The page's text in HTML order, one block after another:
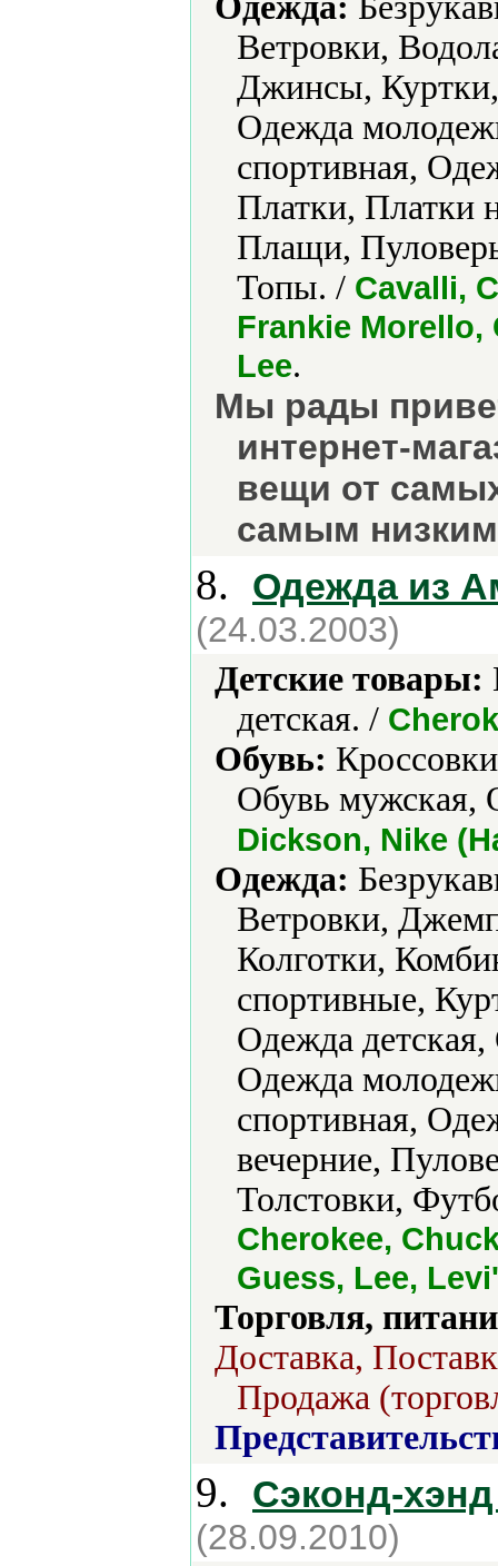
Ветровки,
Джинсы,
Одежда
спортивная,
Платки, Платки
Плащи,
Топы. / Cavalli,
Frankie Morello,
Lee.
Мы рады
интернет-
вещи от
самым
8. Одежда из
(24.03.2003)
Детские товары:
детская. /
Обувь:
Обувь мужская,
Dickson, Nike
Одежда:
Ветровки,
Колготки,
спортивные,
Одежда
Одежда
спортивная,
вечерние,
Толстовки,
Cherokee,
Guess, Lee,
Торговля,
Доставка,
Продажа
9. Сэконд-
(28.09.2010)